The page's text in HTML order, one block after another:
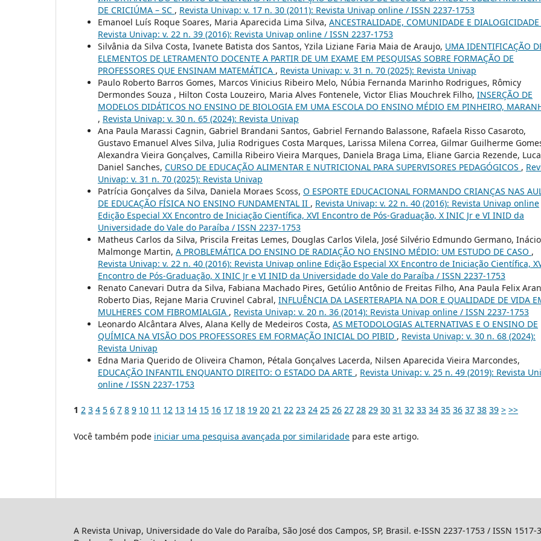
DE CRICIÚMA – SC , Revista Univap: v. 17 n. 30 (2011): Revista Univap online / ISSN 2237-1753
Emanoel Luís Roque Soares, Maria Aparecida Lima Silva, ANCESTRALIDADE, COMUNIDADE E DIALOGICIDADE
Revista Univap: v. 22 n. 39 (2016): Revista Univap online / ISSN 2237-1753
Silvânia da Silva Costa, Ivanete Batista dos Santos, Yzila Liziane Faria Maia de Araujo, UMA IDENTIFICAÇÃO
ELEMENTOS DE LETRAMENTO DOCENTE A PARTIR DE UM EXAME EM PESQUISAS SOBRE FORMAÇÃO DE
PROFESSORES QUE ENSINAM MATEMÁTICA , Revista Univap: v. 31 n. 70 (2025): Revista Univap
Paulo Roberto Barros Gomes, Marcos Vinicius Ribeiro Melo, Núbia Fernanda Marinho Rodrigues, Rômicy
Dermondes Souza , Hilton Costa Louzeiro, Maria Alves Fontenele, Victor Elias Mouchrek Filho, INSERÇÃO DE
MODELOS DIDÁTICOS NO ENSINO DE BIOLOGIA EM UMA ESCOLA DO ENSINO MÉDIO EM PINHEIRO,
, Revista Univap: v. 30 n. 65 (2024): Revista Univap
Ana Paula Marassi Cagnin, Gabriel Brandani Santos, Gabriel Fernando Balassone, Rafaela Risso Casaroto,
Gustavo Emanuel Alves Silva, Julia Rodrigues Costa Marques, Larissa Milena Correa, Gilmar Guilherme
Alexandra Vieira Gonçalves, Camilla Ribeiro Vieira Marques, Daniela Braga Lima, Eliane Garcia Rezende,
Daniel Sanches, CURSO DE EDUCAÇÃO ALIMENTAR E NUTRICIONAL PARA SUPERVISORES PEDAGÓGICOS ,
Univap: v. 31 n. 70 (2025): Revista Univap
Patrícia Gonçalves da Silva, Daniela Moraes Scoss, O ESPORTE EDUCACIONAL FORMANDO CRIANÇAS NAS
DE EDUCAÇÃO FÍSICA NO ENSINO FUNDAMENTAL II , Revista Univap: v. 22 n. 40 (2016): Revista Univap online
Edição Especial XX Encontro de Iniciação Científica, XVI Encontro de Pós-Graduação, X INIC Jr e VI INID da
Universidade do Vale do Paraíba / ISSN 2237-1753
Matheus Carlos da Silva, Priscila Freitas Lemes, Douglas Carlos Vilela, José Silvério Edmundo Germano, Inácio
Malmonge Martin, A PROBLEMÁTICA DO ENSINO DE RADIAÇÃO NO ENSINO MÉDIO: UM ESTUDO DE CASO ,
Revista Univap: v. 22 n. 40 (2016): Revista Univap online Edição Especial XX Encontro de Iniciação Científica,
Encontro de Pós-Graduação, X INIC Jr e VI INID da Universidade do Vale do Paraíba / ISSN 2237-1753
Renato Canevari Dutra da Silva, Fabiana Machado Pires, Getúlio Antônio de Freitas Filho, Ana Paula Felix
Roberto Dias, Rejane Maria Cruvinel Cabral, INFLUÊNCIA DA LASERTERAPIA NA DOR E QUALIDADE DE VIDA
MULHERES COM FIBROMIALGIA , Revista Univap: v. 20 n. 36 (2014): Revista Univap online / ISSN 2237-1753
Leonardo Alcântara Alves, Alana Kelly de Medeiros Costa, AS METODOLOGIAS ALTERNATIVAS E O ENSINO DE
QUÍMICA NA VISÃO DOS PROFESSORES EM FORMAÇÃO INICIAL DO PIBID , Revista Univap: v. 30 n. 68 (2024):
Revista Univap
Edna Maria Querido de Oliveira Chamon, Pétala Gonçalves Lacerda, Nilsen Aparecida Vieira Marcondes,
EDUCAÇÃO INFANTIL ENQUANTO DIREITO: O ESTADO DA ARTE , Revista Univap: v. 25 n. 49 (2019): Revista
online / ISSN 2237-1753
1 2 3 4 5 6 7 8 9 10 11 12 13 14 15 16 17 18 19 20 21 22 23 24 25 26 27 28 29 30 31 32 33 34 35 36 37 38 39 > >>
Você também pode iniciar uma pesquisa avançada por similaridade para este artigo.
A Revista Univap, Universidade do Vale do Paraíba, São José dos Campos, SP, Brasil. e-ISSN 2237-1753 / ISSN 1517-